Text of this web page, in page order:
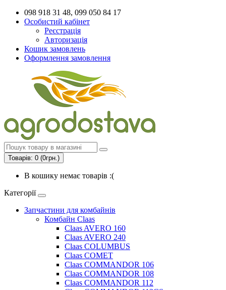
098 918 31 48, 099 050 84 17
Особистий кабінет
Реєстрація
Авторизація
Кошик замовлень
Оформлення замовлення
Товарів: 0 (0грн.)
В кошику немає товарів :(
Категорії
Запчастини для комбайнів
Комбайн Claas
Claas AVERO 160
Claas AVERO 240
Claas COLUMBUS
Claas COMET
Claas COMMANDOR 106
Claas COMMANDOR 108
Claas COMMANDOR 112